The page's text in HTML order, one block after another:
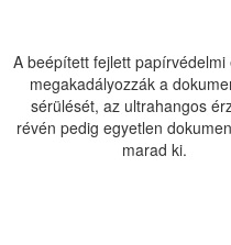
A beépített fejlett papírvédelmi
megakadályozzák a
sérülését, az ultrahangos
révén pedig egyetlen
marad ki.